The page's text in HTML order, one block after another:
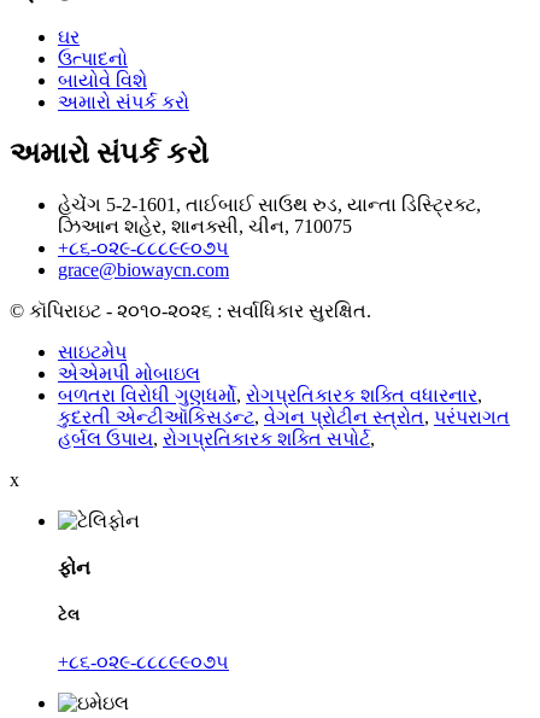
ઘર
ઉત્પાદનો
બાયોવે વિશે
અમારો સંપર્ક કરો
અમારો સંપર્ક કરો
હેચેંગ 5-2-1601, તાઈબાઈ સાઉથ રુડ, યાન્તા ડિસ્ટ્રિક્ટ,
ઝિઆન શહેર, શાનક્સી, ચીન, 710075
+૮૬-૦૨૯-૮૮૮૯૯૦૭૫
grace@biowaycn.com
© કૉપિરાઇટ - ૨૦૧૦-૨૦૨૬ : સર્વાધિકાર સુરક્ષિત.
સાઇટમેપ
એએમપી મોબાઇલ
બળતરા વિરોધી ગુણધર્મો, રોગપ્રતિકારક શક્તિ વધારનાર,
કુદરતી એન્ટીઑકિસડન્ટ, વેગન પ્રોટીન સ્ત્રોત, પરંપરાગત
હર્બલ ઉપાય, રોગપ્રતિકારક શક્તિ સપોર્ટ,
x
ફોન
ટેલ
+૮૬-૦૨૯-૮૮૮૯૯૦૭૫